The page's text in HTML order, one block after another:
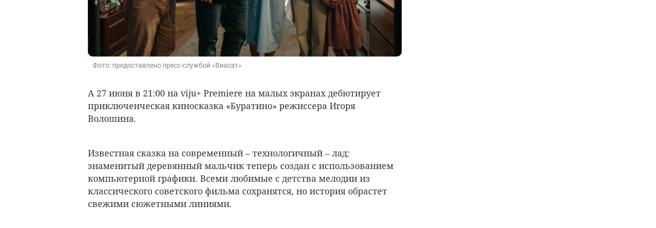
Фото: предоставлено пресс-службой «Виасат»
А 27 июня в 21:00 на viju+ Premiere на малых экранах дебютирует
приключенческая киносказка «Буратино» режиссера Игоря
Волошина.
Известная сказка на современный – технологичный – лад:
знаменитый деревянный мальчик теперь создан с использованием
компьютерной графики. Всеми любимые с детства мелодии из
классического советского фильма сохранятся, но история обрастет
свежими сюжетными линиями.